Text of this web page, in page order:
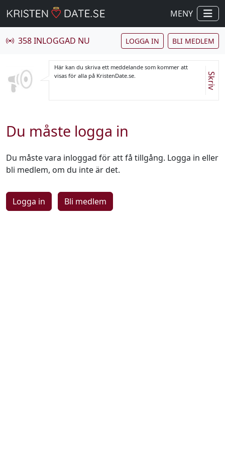
MENY
358 INLOGGAD NU LOGGA IN BLI MEDLEM
Här kan du skriva ett meddelande som kommer att
visas för alla på KristenDate.se.
Skriv
Du måste logga in
Du måste vara inloggad för att få tillgång. Logga in eller
bli medlem, om du inte är det.
Logga in